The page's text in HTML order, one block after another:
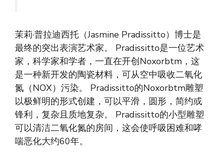
茉莉·普拉迪西托（Jasmine Pradissitto）博士是
最终的突出表演艺术家。 Pradissitto是一位艺术
家，科学家和学者，一直在开创Noxorbtm，这
是一种新开发的陶瓷材料，可从空中吸收二氧化
氮（NOX）污染。 Pradissitto的Noxorbtm雕塑
以极鲜明的形式创建，可以平滑，圆形，简约或
锋利，复杂且质地复杂。 Pradissitto的小型雕塑
可以清洁二氧化氮的房间，这会使呼吸困难和哮
喘恶化大约60年。